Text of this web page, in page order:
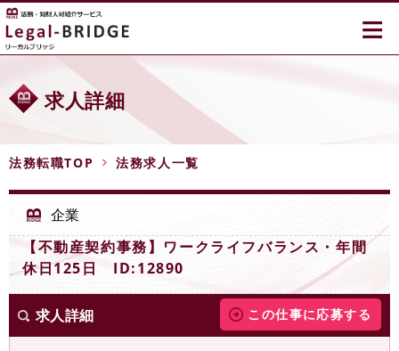
≡
求人詳細
法務転職TOP 法務求人一覧
企業
【不動産契約事務】ワークライフバランス・年間
休日125日 ID:12890
求人詳細 この仕事に応募する